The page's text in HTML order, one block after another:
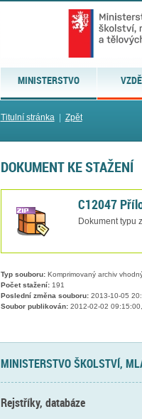
MINISTERSTVO
Titulní stránka| Zpět
DOKUMENT KE STAŽENÍ
C12047
Dokument typu
Typ souboru:Komprimovaný archiv
Počet stažení:191
Poslední změna souboru:2013-10-05
Soubor publikován:2012-02-02
MINISTERSTVO ŠKOLSTVÍ,
Rejstříky, databáze